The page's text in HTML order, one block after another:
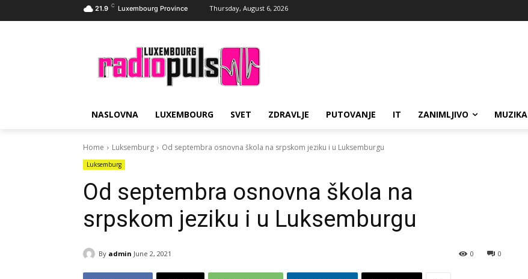
21.9 C Luxembourg Province Thursday, August 6, 2026
NASLOVNA LUXEMBOURG SVET ZDRAVLJE PUTOVANJE IT ZANIMLJIVO MUZIKA
Home Luksemburg Od septembra osnovna škola na srpskom jeziku i u Luksemburgu
Luksemburg
Od septembra osnovna škola na
srpskom jeziku i u Luksemburgu
By admin June 2, 2021 0
0